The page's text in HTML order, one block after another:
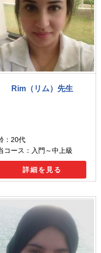
Rim（リム）先生
：20代
コース：入門～中上級
詳細を見る